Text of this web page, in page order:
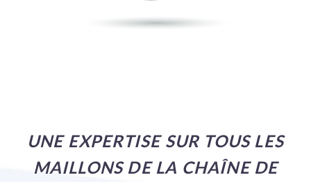
UNE EXPERTISE SUR TOUS LES
MAILLONS DE LA CHAÎNE DE